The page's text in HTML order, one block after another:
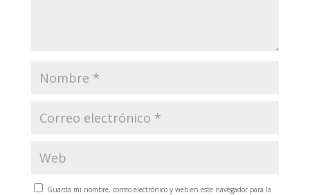
Guarda mi nombre, correo electrónico y web en este navegador para la